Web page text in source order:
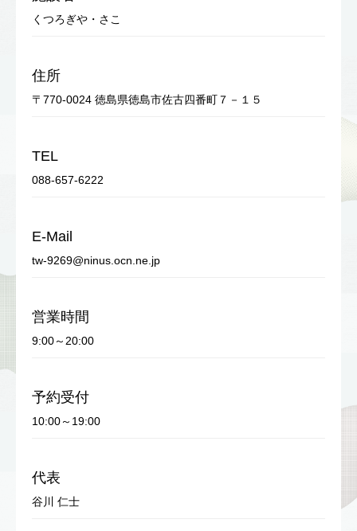
くつろぎや・さこ
住所
〒770-0024 徳島県徳島市佐古四番町７－１５
TEL
088-657-6222
E-Mail
tw-9269@ninus.ocn.ne.jp
営業時間
9:00～20:00
予約受付
10:00～19:00
代表
谷川 仁士